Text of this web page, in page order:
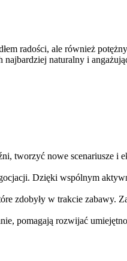
radości, ale również
naturalny i
tworzyć nowe scenariusze
Dzięki wspólnym
zdobyły w trakcie
pomagają rozwijać